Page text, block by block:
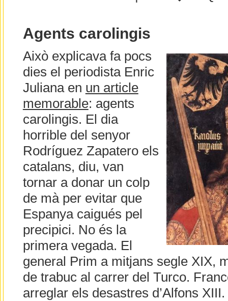
Agents carolingis
Això explicava fa pocs
dies el periodista Enric
Juliana en un article
memorable: agents
carolingis. El dia
horrible del senyor
Rodríguez Zapatero els
catalans, diu, van
tornar a donar un colp
de mà per evitar que
Espanya caigués pel
precipici. No és la
primera vegada. El
general Prim a mitjans segle XIX,
de trabuc al carrer del Turco.
arreglar els desastres d’Alfons